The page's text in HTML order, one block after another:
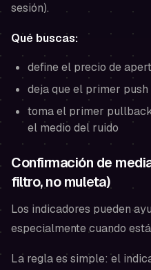
sesión).
Qué buscas:
define el precio de
deja que el primer
toma el primer
el medio del ruido
Confirmación de
filtro, no muleta)
Los indicadores pueden
especialmente cuando
La regla es simple: el